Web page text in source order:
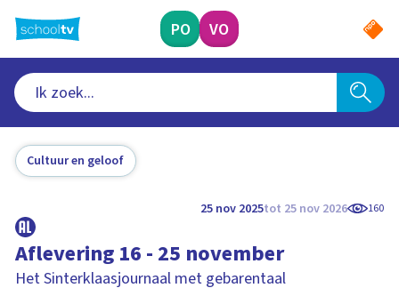
naar
hoofdinhoud
PO VO
Cultuur en geloof
25 nov 2025tot 25 nov 2026 160
Aflevering 16 - 25 november
Het Sinterklaasjournaal met gebarentaal